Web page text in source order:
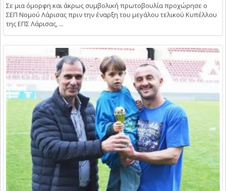
Σε μια όμορφη και άκρως συμβολική πρωτοβουλία προχώρησε ο
ΣΕΠ Νομού Λάρισας πριν την έναρξη του μεγάλου τελικού Κυπέλλου
της ΕΠΣ Λάρισας, ...